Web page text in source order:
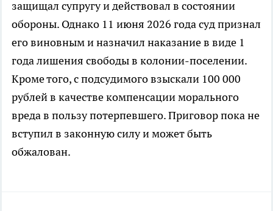
защищал супругу и действовал в состоянии
обороны. Однако 11 июня 2026 года суд признал
его виновным и назначил наказание в виде 1
года лишения свободы в колонии-поселении.
Кроме того, с подсудимого взыскали 100 000
рублей в качестве компенсации морального
вреда в пользу потерпевшего. Приговор пока не
вступил в законную силу и может быть
обжалован.